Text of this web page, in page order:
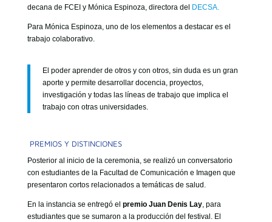
decana de FCEI y Mónica Espinoza, directora del
DECSA.
Para Mónica Espinoza, uno de los elementos a destacar es el
trabajo colaborativo.
El poder aprender de otros y con otros, sin duda es un gran
aporte y permite desarrollar docencia, proyectos,
investigación y todas las líneas de trabajo que implica el
trabajo con otras universidades.
PREMIOS Y DISTINCIONES
Posterior al inicio de la ceremonia, se realizó un conversatorio
con estudiantes de la Facultad de Comunicación e Imagen que
presentaron cortos relacionados a temáticas de salud.
En la instancia se entregó el premio Juan Denis Lay, para
estudiantes que se sumaron a la producción del festival. El